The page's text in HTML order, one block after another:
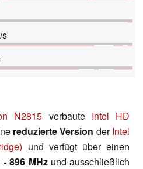
s
N2815 verbaute Intel HD
reduzierte Version derIntel
und verfügt über einen
896 MHzund ausschließlich